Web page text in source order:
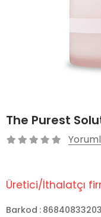
The Purest
Üretici/İthalatçı
Barkod :